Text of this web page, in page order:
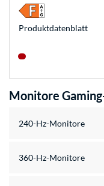
Produkt­datenblatt
Monitore
240-Hz-Monitore
360-Hz-Monitore